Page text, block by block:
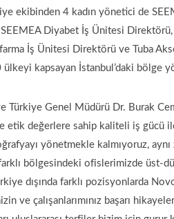
ekibinden 4 kadın yönetici de
Diyabet İş Ünitesi
İş Ünitesi Direktörü ve Tuba
kapsayan İstanbul’daki bölge
Türkiye Genel Müdürü Dr. Burak
etik değerlere sahip kaliteli iş gücü
yönetmekle kalmıyoruz,
farklı bölgesindeki ofislerimizde
dışında farklı pozisyonlarda
ve çalışanlarımınız başarı